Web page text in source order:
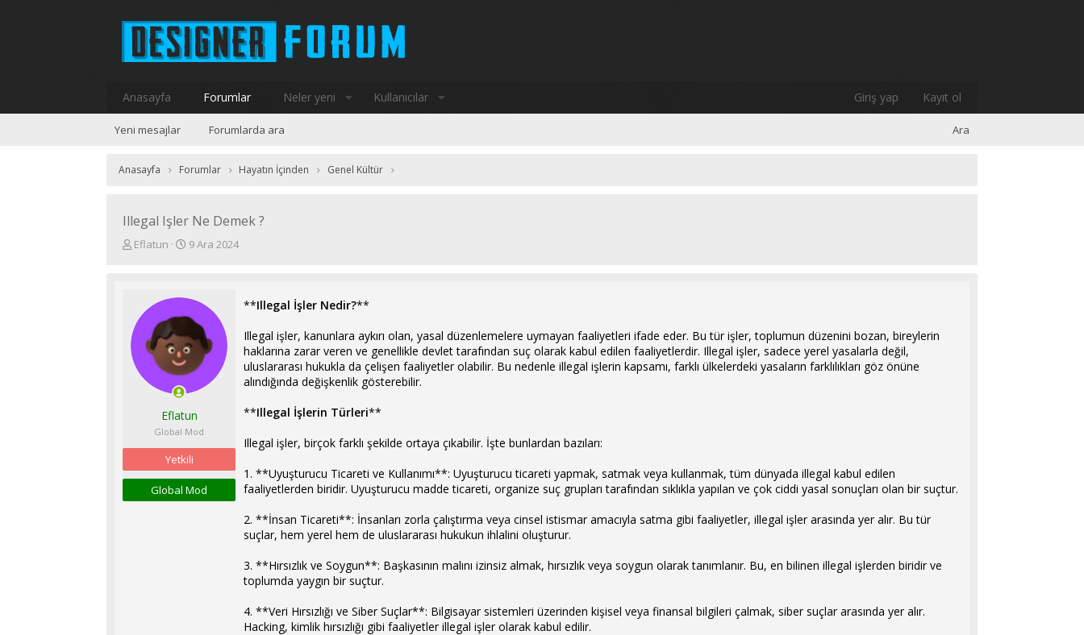
Anasayfa Forumlar Neler yeni Kullanıcılar Giriş yap Kayıt ol
Yeni mesajlar Forumlarda ara Ara
Anasayfa Forumlar Hayatın İçinden Genel Kültür
Illegal Işler Ne Demek ?
K
u
b
ş
Eflatun
B
a
n
ı
t
i
h
i
9 Ara 2024
Eflatun
Global Mod
Yetkili
Global Mod
**Illegal İşler Nedir?**
Illegal işler, kanunlara aykırı olan, yasal düzenlemelere uymayan faaliyetleri ifade eder. Bu tür işler, toplumun düzenini bozan, bireylerin
haklarına zarar veren ve genellikle devlet tarafından suç olarak kabul edilen faaliyetlerdir. Illegal işler, sadece yerel yasalarla değil,
uluslararası hukukla da çelişen faaliyetler olabilir. Bu nedenle illegal işlerin kapsamı, farklı ülkelerdeki yasaların farklılıkları göz önüne
alındığında değişkenlik gösterebilir.
**Illegal İşlerin Türleri**
Illegal işler, birçok farklı şekilde ortaya çıkabilir. İşte bunlardan bazıları:
1. **Uyuşturucu Ticareti ve Kullanımı**: Uyuşturucu ticareti yapmak, satmak veya kullanmak, tüm dünyada illegal kabul edilen
faaliyetlerden biridir. Uyuşturucu madde ticareti, organize suç grupları tarafından sıklıkla yapılan ve çok ciddi yasal sonuçları olan bir suçtur.
2. **İnsan Ticareti**: İnsanları zorla çalıştırma veya cinsel istismar amacıyla satma gibi faaliyetler, illegal işler arasında yer alır. Bu tür
suçlar, hem yerel hem de uluslararası hukukun ihlalini oluşturur.
3. **Hırsızlık ve Soygun**: Başkasının malını izinsiz almak, hırsızlık veya soygun olarak tanımlanır. Bu, en bilinen illegal işlerden biridir ve
toplumda yaygın bir suçtur.
4. **Veri Hırsızlığı ve Siber Suçlar**: Bilgisayar sistemleri üzerinden kişisel veya finansal bilgileri çalmak, siber suçlar arasında yer alır.
Hacking, kimlik hırsızlığı gibi faaliyetler illegal işler olarak kabul edilir.